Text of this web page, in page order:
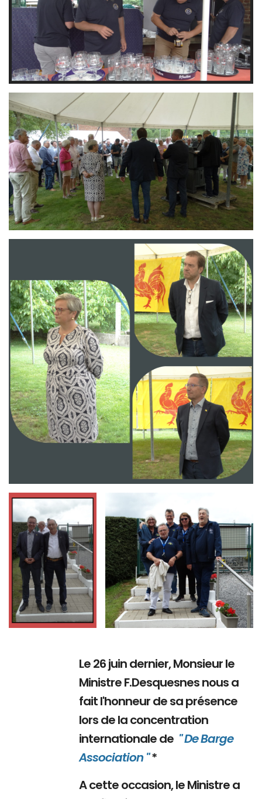
Branding
ARMCHAIR
Branding
ARMCHAIR ARMCHAIR
Le 26 juin dernier, Monsieur le
Ministre F.Desquesnes nous a
fait l'honneur de sa présence
lors de la concentration
internationale de " De Barge
Association "*
A cette occasion, le Ministre a